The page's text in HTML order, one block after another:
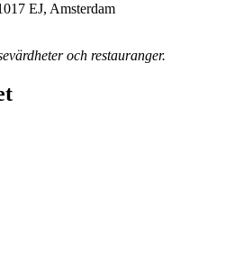
EJ, Amsterdam
och restauranger.